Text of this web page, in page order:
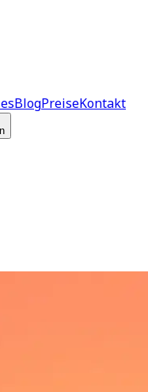
BlogPreiseKontakt